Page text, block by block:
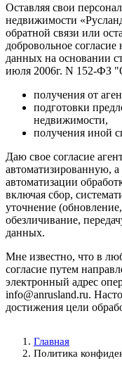
Оставляя свои
недвижимости
обратной связи или
добровольное
данных на основании
июля 2006г. N 152-ФЗ
получения от
подготовки
недвижимости,
получения иной
Даю свое согласие
автоматизированную, а
автоматизации
включая сбор,
уточнение
обезличивание,
данных.
Мне известно, что в
согласие путем
электронный адрес
info@anrusland.ru.
достижения цели
Главная
Политика